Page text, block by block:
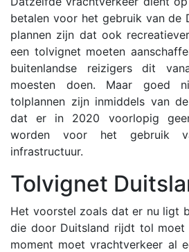
betalen voor het gebruik van de
plannen zijn dat ook
een tolvignet moeten
buitenlandse reizigers dit
moesten doen. Maar goed
tolplannen zijn inmiddels van
dat er in 2020 voorlopig
worden voor het gebruik
infrastructuur.
Tolvignet
Het voorstel zoals dat er nu ligt
die door Duitsland rijdt tol moet
moment moet vrachtverkeer al